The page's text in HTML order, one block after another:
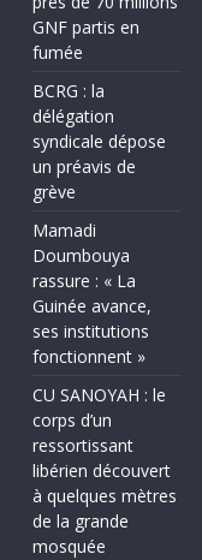
GNF partis en
fumée
BCRG : la
délégation
syndicale dépose
un préavis de
grève
Mamadi
Doumbouya
rassure : « La
Guinée avance,
ses institutions
fonctionnent »
CU SANOYAH : le
corps d’un
ressortissant
libérien découvert
à quelques mètres
de la grande
mosquée